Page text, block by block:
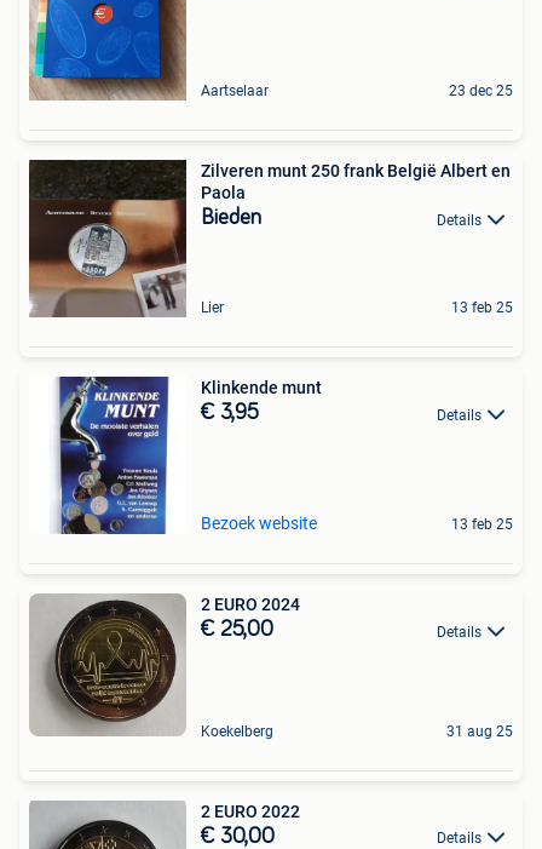
Aartselaar 23 dec 25
Zilveren munt 250 frank België Albert en
Paola
Bieden Details
Lier 13 feb 25
Klinkende munt
€ 3,95 Details
Bezoek website 13 feb 25
2 EURO 2024
€ 25,00 Details
Koekelberg 31 aug 25
2 EURO 2022
€ 30,00 Details